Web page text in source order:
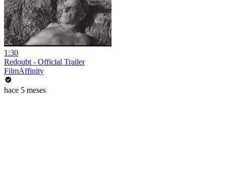
1:30
Redoubt - Official Trailer
FilmAffinity
hace 5 meses